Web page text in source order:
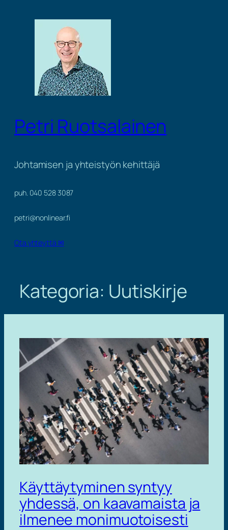
sisältöön
Petri Ruotsalainen
Johtamisen ja yhteistyön kehittäjä
puh. 040 528 3087
petri@nonlinear.fi
Ota yhteyttä ✉
Kategoria: Uutiskirje
Käyttäytyminen syntyy
yhdessä, on kaavamaista ja
ilmenee monimuotoisesti